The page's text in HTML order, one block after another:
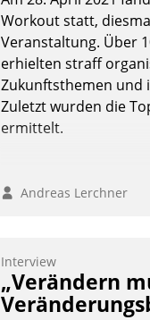
Nadja Hußmann
Workout statt,
Veranstaltung. Über
erhielten straff
Zukunftsthemen und
Zuletzt wurden die
ermittelt.
Andreas Lerchner
Interview
„Verändern